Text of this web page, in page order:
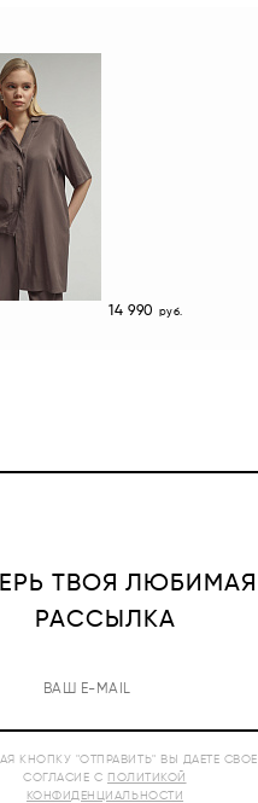
14 990 руб.
ТВОЯ ЛЮБИМАЯ
РАССЫЛКА
КНОПКУ "ОТПРАВИТЬ" ВЫ ДАЕТЕ СВОЕ
СОГЛАСИЕ С ПОЛИТИКОЙ
КОНФИДЕНЦИАЛЬНОСТИ